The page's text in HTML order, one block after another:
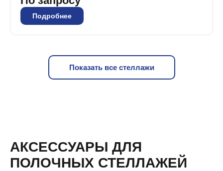
Подробнее
Показать все стеллажи
АКСЕССУАРЫ ДЛЯ
ПОЛОЧНЫХ СТЕЛЛАЖЕЙ